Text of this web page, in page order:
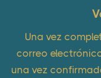
Una vez
correo
una vez